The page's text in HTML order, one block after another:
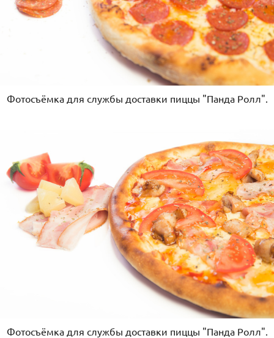
Фотосъёмка для службы доставки пиццы "Панда Ролл".
Фотосъёмка для службы доставки пиццы "Панда Ролл".